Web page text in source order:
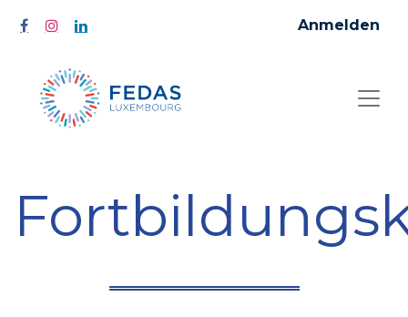
Anmelden